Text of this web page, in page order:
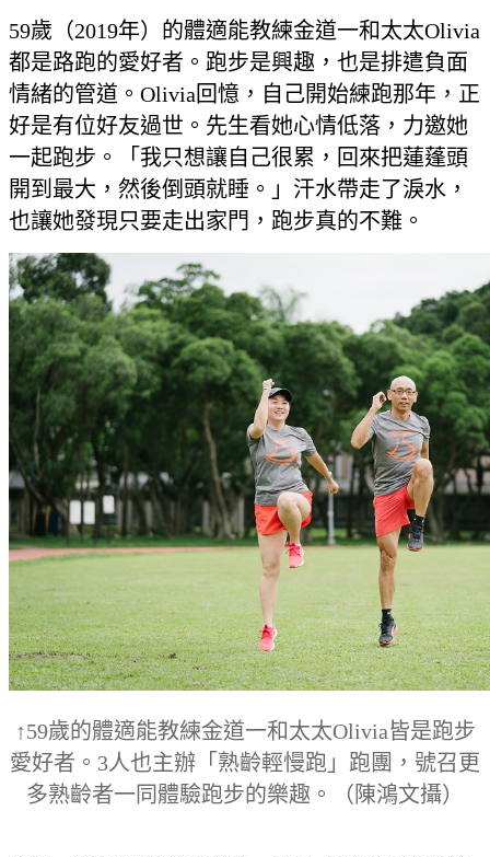
59歲（2019年）的體適能教練金道一和太太Olivia
都是路跑的愛好者。跑步是興趣，也是排遣負面
情緒的管道。Olivia回憶，自己開始練跑那年，正
好是有位好友過世。先生看她心情低落，力邀她
一起跑步。「我只想讓自己很累，回來把蓮蓬頭
開到最大，然後倒頭就睡。」汗水帶走了淚水，
也讓她發現只要走出家門，跑步真的不難。
↑59歲的體適能教練金道一和太太Olivia皆是跑步
愛好者。3人也主辦「熟齡輕慢跑」跑團，號召更
多熟齡者一同體驗跑步的樂趣。（陳鴻文攝）